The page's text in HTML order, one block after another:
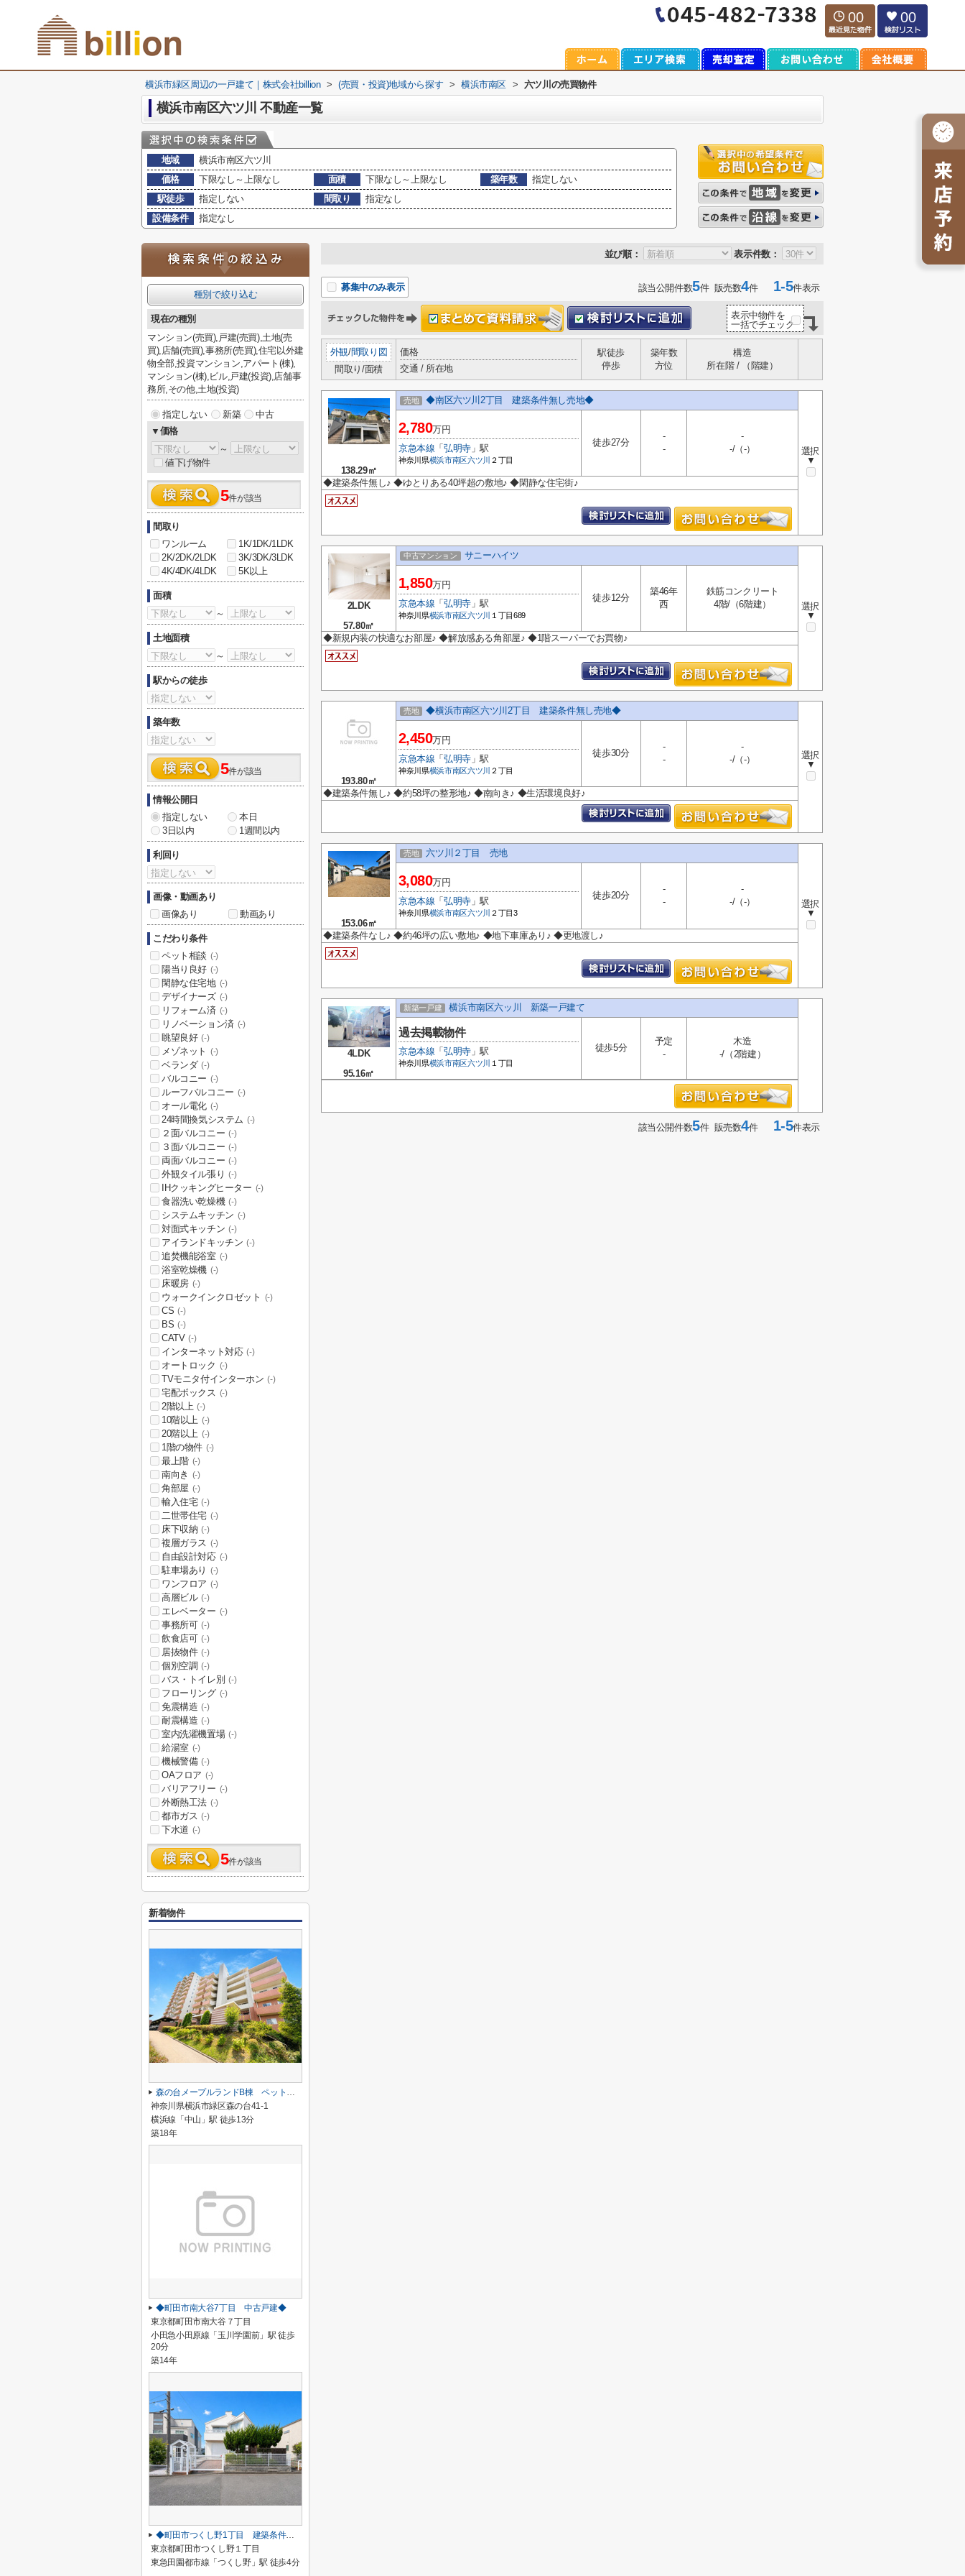
00 00
横浜市緑区周辺の一戸建て｜株式会社billion > (売買・投資)地域から探す > 横浜市南区 > 六ツ川の売買物件
横浜市南区六ツ川 不動産一覧
地域
横浜市南区六ツ川
価格
下限なし～上限なし 面積 下限なし～上限なし 築年数
指定しない
駅徒歩
指定しない 間取り
指定なし
設備条件
指定なし
並び順： 表示件数：
募集中のみ表示 該当公開件数5件 販売数4件1-5件表示
表示中物件を
一括でチェック
外観/間取り図
間取り/面積
価格
交通 / 所在地
駅徒歩
停歩
築年数
方位
構造
所在階 / （階建）
138.29㎡
売地 ◆南区六ツ川2丁目 建築条件無し売地◆
選択
▼
2,780万円
京急本線 「弘明寺」駅
神奈川県横浜市南区六ツ川 ２丁目
徒歩27分
-
-
-
-/（-）
◆建築条件無し♪ ◆ゆとりある40坪超の敷地♪ ◆閑静な住宅街♪
2LDK
57.80㎡
中古マンション サニーハイツ
選択
▼
1,850万円
京急本線 「弘明寺」駅
神奈川県横浜市南区六ツ川 １丁目689
徒歩12分
築46年
西
鉄筋コンクリート
4階/（6階建）
◆新規内装の快適なお部屋♪ ◆解放感ある角部屋♪ ◆1階スーパーでお買物♪
193.80㎡
売地 ◆横浜市南区六ツ川2丁目 建築条件無し売地◆
選択
▼
2,450万円
京急本線 「弘明寺」駅
神奈川県横浜市南区六ツ川 ２丁目
徒歩30分
-
-
-
-/（-）
◆建築条件無し♪ ◆約58坪の整形地♪ ◆南向き♪ ◆生活環境良好♪
153.06㎡
売地 六ツ川２丁目 売地
選択
▼
3,080万円
京急本線 「弘明寺」駅
神奈川県横浜市南区六ツ川 ２丁目3
徒歩20分
-
-
-
-/（-）
◆建築条件なし♪ ◆約46坪の広い敷地♪ ◆地下車庫あり♪ ◆更地渡し♪
4LDK
95.16㎡
新築一戸建 横浜市南区六ッ川 新築一戸建て
過去掲載物件
京急本線 「弘明寺」駅
神奈川県横浜市南区六ツ川 １丁目
徒歩5分
予定
-
木造
-/（2階建）
該当公開件数5件 販売数4件1-5件表示
種別で絞り込む
現在の種別
マンション(売買),戸建(売買),土地(売
買),店舗(売買),事務所(売買),住宅以外建
物全部,投資マンション,アパート(棟),
マンション(棟),ビル,戸建(投資),店舗事
務所,その他,土地(投資)
指定しない 新築
中古
▼価格
～
値下げ物件
5件が該当
間取り
ワンルーム
1K/1DK/1LDK
2K/2DK/2LDK
3K/3DK/3LDK
4K/4DK/4LDK
5K以上
面積
～
土地面積
～
駅からの徒歩
築年数
5件が該当
情報公開日
指定しない
本日
3日以内
1週間以内
利回り
画像・動画あり
画像あり
動画あり
こだわり条件
ペット相談 (-)
陽当り良好 (-)
閑静な住宅地 (-)
デザイナーズ (-)
リフォーム済 (-)
リノベーション済 (-)
眺望良好 (-)
メゾネット (-)
ベランダ (-)
バルコニー (-)
ルーフバルコニー (-)
オール電化 (-)
24時間換気システム (-)
２面バルコニー (-)
３面バルコニー (-)
両面バルコニー (-)
外観タイル張り (-)
IHクッキングヒーター (-)
食器洗い乾燥機 (-)
システムキッチン (-)
対面式キッチン (-)
アイランドキッチン (-)
追焚機能浴室 (-)
浴室乾燥機 (-)
床暖房 (-)
ウォークインクロゼット (-)
CS (-)
BS (-)
CATV (-)
インターネット対応 (-)
オートロック (-)
TVモニタ付インターホン (-)
宅配ボックス (-)
2階以上 (-)
10階以上 (-)
20階以上 (-)
1階の物件 (-)
最上階 (-)
南向き (-)
角部屋 (-)
輸入住宅 (-)
二世帯住宅 (-)
床下収納 (-)
複層ガラス (-)
自由設計対応 (-)
駐車場あり (-)
ワンフロア (-)
高層ビル (-)
エレベーター (-)
事務所可 (-)
飲食店可 (-)
居抜物件 (-)
個別空調 (-)
バス・トイレ別 (-)
フローリング (-)
免震構造 (-)
耐震構造 (-)
室内洗濯機置場 (-)
給湯室 (-)
機械警備 (-)
OAフロア (-)
バリアフリー (-)
外断熱工法 (-)
都市ガス (-)
下水道 (-)
5件が該当
新着物件
森の台メープルランドB棟 ペット飼育可/専用P・専用庭有/専有スペース110㎡超/中山駅13分/オートロック有
神奈川県横浜市緑区森の台41-1
横浜線「中山」駅 徒歩13分
築18年
◆町田市南大谷7丁目 中古戸建◆
東京都町田市南大谷７丁目
小田急小田原線「玉川学園前」駅 徒歩
20分
築14年
◆町田市つくし野1丁目 建築条件なし売地◆
東京都町田市つくし野１丁目
東急田園都市線「つくし野」駅 徒歩4分